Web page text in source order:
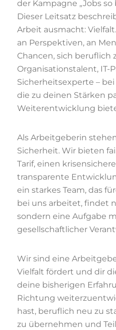
der Kampagne „Jobs
Dieser Leitsatz
Arbeit ausmacht:
an Perspektiven, an
Chancen, sich beruflich
Organisationstalent, IT-
Sicherheitsexperte –
die zu deinen Stärken
Weiterentwicklung
Als Arbeitgeberin
Sicherheit. Wir bieten
Tarif, einen
transparente
ein starkes Team, das
bei uns arbeitet, findet
sondern eine Aufgabe
gesellschaftlicher
Wir sind eine
Vielfalt fördert und dir
deine bisherigen
Richtung
hast, beruflich neu zu
zu übernehmen und